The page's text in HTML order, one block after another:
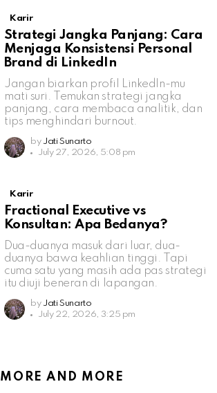
Karir
Strategi Jangka Panjang: Cara
Menjaga Konsistensi Personal
Brand di LinkedIn
Jangan biarkan profil LinkedIn-mu
mati suri. Temukan strategi jangka
panjang, cara membaca analitik, dan
tips menghindari burnout.
by Jati Sunarto
July 27, 2026, 5:08 pm
Karir
Fractional Executive vs
Konsultan: Apa Bedanya?
Dua-duanya masuk dari luar, dua-
duanya bawa keahlian tinggi. Tapi
cuma satu yang masih ada pas strategi
itu diuji beneran di lapangan.
by Jati Sunarto
July 22, 2026, 3:25 pm
MORE AND MORE